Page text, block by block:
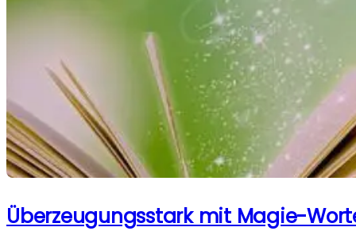
Überzeugungsstark mit Magie-